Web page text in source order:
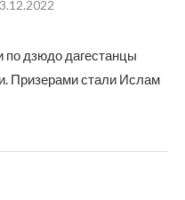
по дзюдо дагестанцы
Призерами стали Ислам